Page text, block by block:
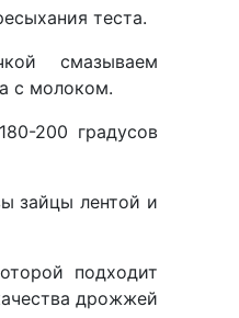
теста.
смазываем
с молоком.
200 градусов
зайцы лентой и
подходит
дрожжей